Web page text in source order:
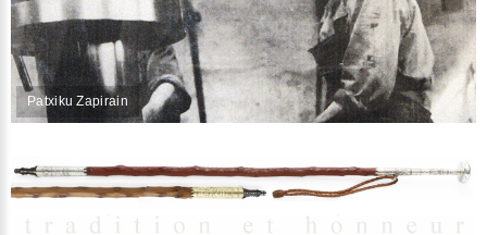
Patxiku Zapirain